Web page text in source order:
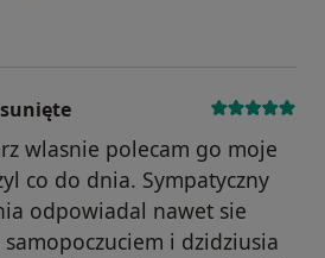
wlasnie polecam go moje
co do dnia. Sympatyczny
odpowiadal nawet sie
i dzidziusia